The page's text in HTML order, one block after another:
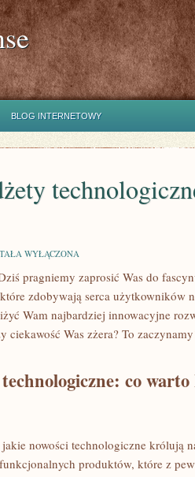
BLOG INTERNETOWY
WYŁĄCZONA
pragniemy zaprosić Was do
zdobywają⁣ serca użytkowników
‌Wam najbardziej innowacyjne
ciekawość Was zżera? To
co
‌jakie nowości technologiczne królują
produktów, które z